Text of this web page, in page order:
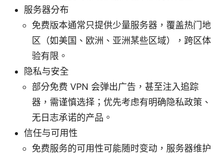
服务器分布
免费版本通常只提供少量服务器，覆盖热门地
区（如美国、欧洲、亚洲某些区域），跨区体
验有限。
隐私与安全
部分免费 VPN 会弹出广告，甚至注入追踪
器，需谨慎选择；优先考虑有明确隐私政策、
无日志承诺的产品。
信任与可用性
免费服务的可用性可能随时变动，服务器维护